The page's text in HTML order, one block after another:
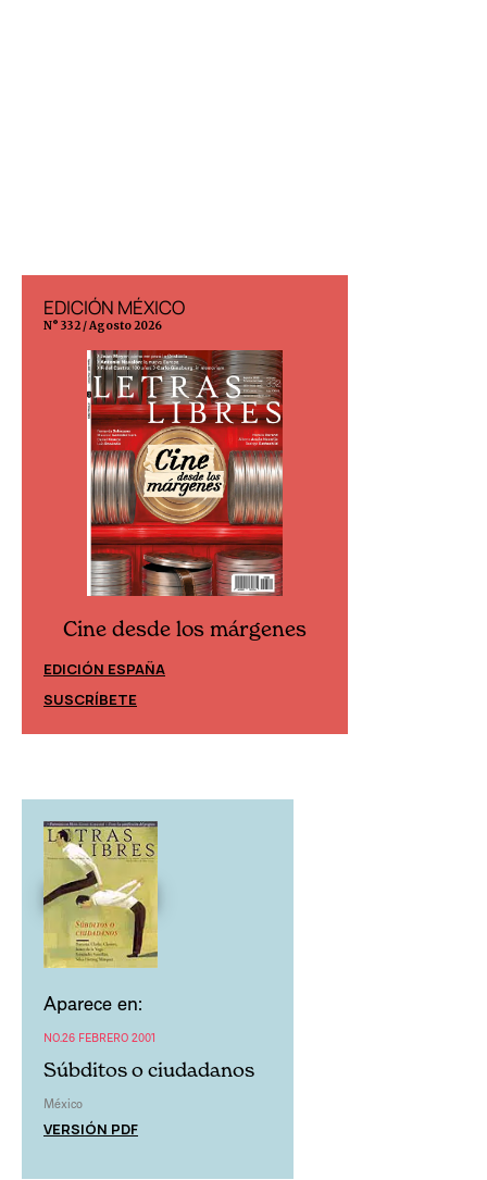
EDICIÓN MÉXICO
N° 332 / Agosto 2026
Cine desde los márgenes
EDICIÓN ESPAÑA
SUSCRÍBETE
Aparece en:
NO.26 FEBRERO 2001
Súbditos o ciudadanos
México
VERSIÓN PDF